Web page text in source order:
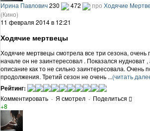
Ирина Павлович230 472 про Ходячие
(Кино)
11 февраля 2014 в 12:21
Ходячие мертвецы
Ходячие мертвецы смотрела все три сезона, очень
начале он не заинтересовал . Показался нудноват
описание как то не сильно заинтересовала. Очень
продолжения. Третий сезон не очень ...(читать
Рейтинг:
Комментировать · Я смотрел · Поделиться
+8